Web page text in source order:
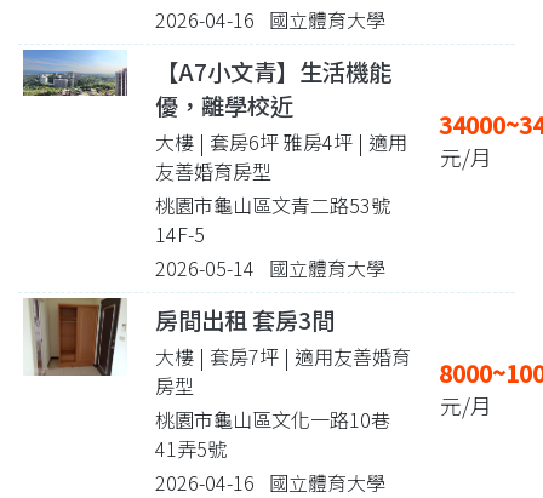
2026-04-16 國立體育大學
【A7小文青】生活機能
優，離學校近
大樓 | 套房6坪 雅房4坪 | 適用
友善婚育房型
桃園市龜山區文青二路53號
14F-5
2026-05-14 國立體育大學
元/月
房間出租 套房3間
大樓 | 套房7坪 | 適用友善婚育
房型
桃園市龜山區文化一路10巷
41弄5號
2026-04-16 國立體育大學
元/月